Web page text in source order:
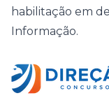
habilitação em
Informação.